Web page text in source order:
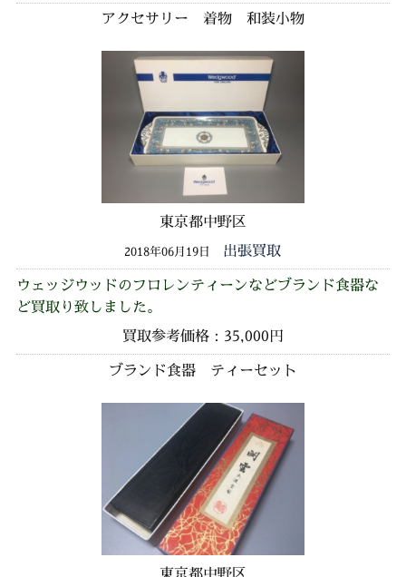
アクセサリー 着物 和装小物
東京都中野区
2018年06月19日
出張買取
ウェッジウッドのフロレンティーンなどブランド食器な
ど買取り致しました。
買取参考価格：35,000円
ブランド食器 ティーセット